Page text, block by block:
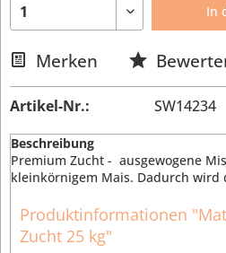
In
Merken
Artikel-Nr.: SW14234
Beschreibung
Premium Zucht - ausgewogene
kleinkörnigem Mais. Dadurch wird
Produktinformationen
Zucht 25 kg"